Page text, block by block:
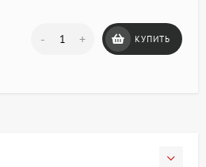
- + КУПИТЬ